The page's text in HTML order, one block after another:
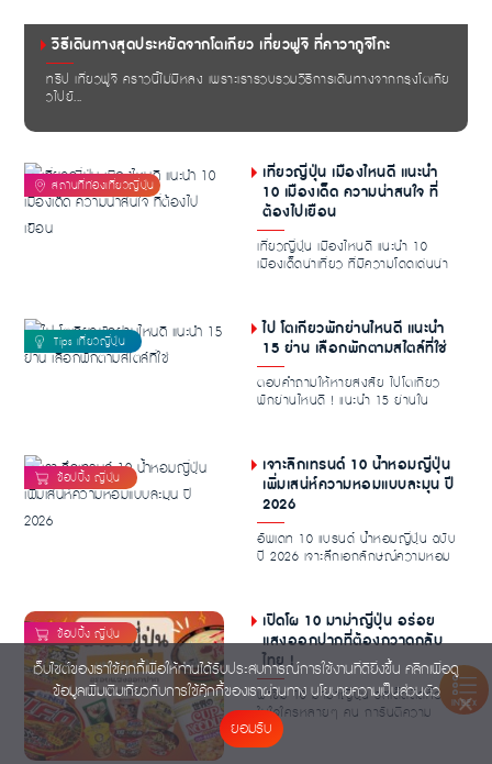
INDEX
วิธีเดินทางสุดประหยัดจากโตเกียว เที่ยวฟูจิ ที่คาวากูจิโกะ
ทริป เที่ยวฟูจิ คราวนี้ไม่มีหลง เพราะเรารวบรวมวิธีการเดินทางจากกรุงโตเกีย
วไปยั...
เที่ยวญี่ปุ่น เมืองไหนดี แนะนำ
10 เมืองเด็ด ความน่าสนใจ ที่
ต้องไปเยือน
เที่ยวญี่ปุ่น เมืองไหนดี แนะนำ 10
เมืองเด็ดน่าเที่ยว ที่มีความโดดเด่นน่า
ไป โตเกียวพักย่านไหนดี แนะนำ
15 ย่าน เลือกพักตามสไตล์ที่ใช่
ตอบคำถามให้หายสงสัย ไปโตเกียว
พักย่านไหนดี ! แนะนำ 15 ย่านใน
เจาะลึกเทรนด์ 10 น้ำหอมญี่ปุ่น
เพิ่มเสน่ห์ความหอมแบบละมุน ปี
2026
อัพเดท 10 แบรนด์ น้ำหอมญี่ปุ่น ฉบับ
ปี 2026 เจาะลึกเอกลักษณ์ความหอม
เปิดโผ 10 มาม่าญี่ปุ่น อร่อย
แสงออกปากที่ต้องกวาดกลับ
ไทย !
พาชิม 10 มาม่าญี่ปุ่น รสเด็ดติดท็อป
ในใจใครหลายๆ คน การันตีความ
อร่อย เครื่องเยอ...
เว็บไซต์ของเราใช้คุกกี้เพื่อให้ท่านได้รับประสบการณ์การใช้งานที่ดียิ่งขึ้น คลิกเพื่อดู
ข้อมูลเพิ่มเติมเกี่ยวกับการใช้คุ๊กกี้ของเราผ่านทาง นโยบายความเป็นส่วนตัว
ยอมรับ